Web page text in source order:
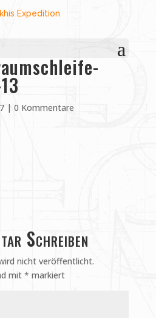
| 0 Kommentare
Schreiben
nicht veröffentlicht.
mit * markiert